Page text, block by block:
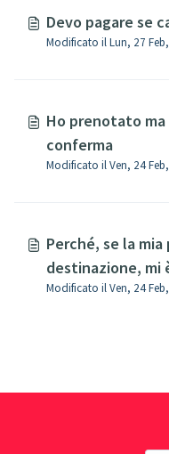
Devo pagare se
Ho prenotato
conferma
Modificato il Ven, 24
Perché, se la
destinazione, mi
parte?
Modificato il Ven, 24